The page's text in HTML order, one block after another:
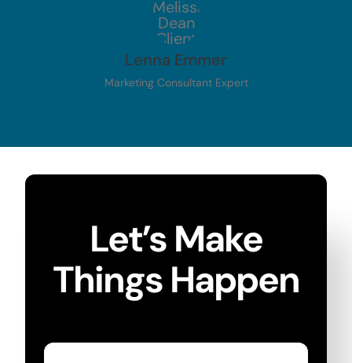
Lenna Emmer
Marketing Consultant Expert
Let’s Make
Things Happen